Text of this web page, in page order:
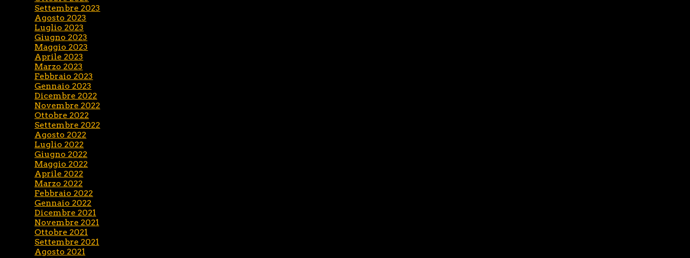
Settembre 2023
Agosto 2023
Luglio 2023
Giugno 2023
Maggio 2023
Aprile 2023
Marzo 2023
Febbraio 2023
Gennaio 2023
Dicembre 2022
Novembre 2022
Ottobre 2022
Settembre 2022
Agosto 2022
Luglio 2022
Giugno 2022
Maggio 2022
Aprile 2022
Marzo 2022
Febbraio 2022
Gennaio 2022
Dicembre 2021
Novembre 2021
Ottobre 2021
Settembre 2021
Agosto 2021